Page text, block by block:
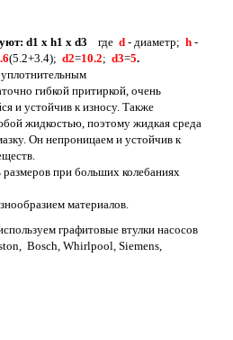
d1 x h1 x d3 где d - диаметр; h -
(5.2+3.4); d2=10.2; d3=5.
гибкой притиркой, очень
и устойчив к износу. Также
жидкостью, поэтому жидкая среда
Он непроницаем и устойчив к
размеров при больших колебаниях
материалов.
графитовые втулки насосов
Bosch, Whirlpool, Siemens,